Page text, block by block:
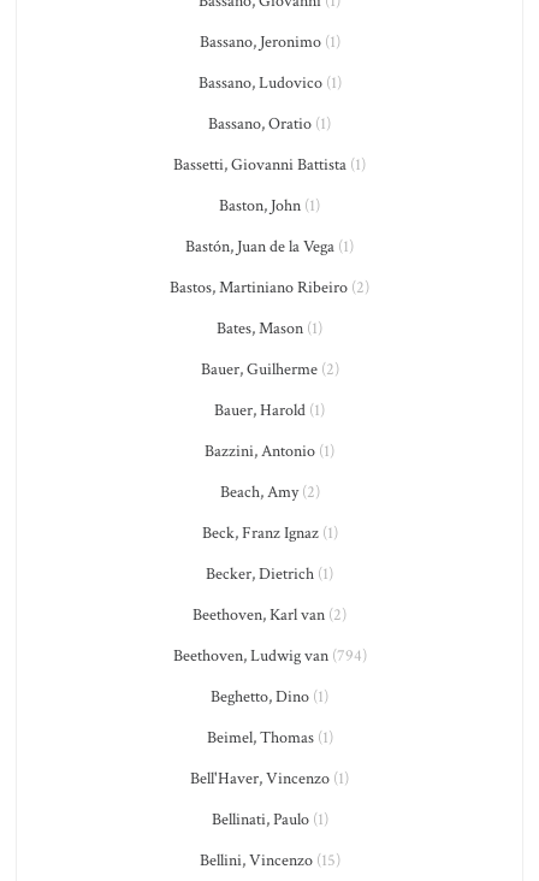
Bassano, Jeronimo(1)
Bassano, Ludovico(1)
Bassano, Oratio (1)
Bassetti, Giovanni Battista (1)
Baston, John (1)
Bastón, Juan de la Vega (1)
Bastos, Martiniano Ribeiro (2)
Bates, Mason (1)
Bauer, Guilherme(2)
Bauer, Harold (1)
Bazzini, Antonio (1)
Beach, Amy(2)
Beck, Franz Ignaz(1)
Becker, Dietrich (1)
Beethoven, Karl van (2)
Beethoven, Ludwig van(794)
Beghetto, Dino (1)
Beimel, Thomas(1)
Bell'Haver, Vincenzo (1)
Bellinati, Paulo(1)
Bellini, Vincenzo(15)